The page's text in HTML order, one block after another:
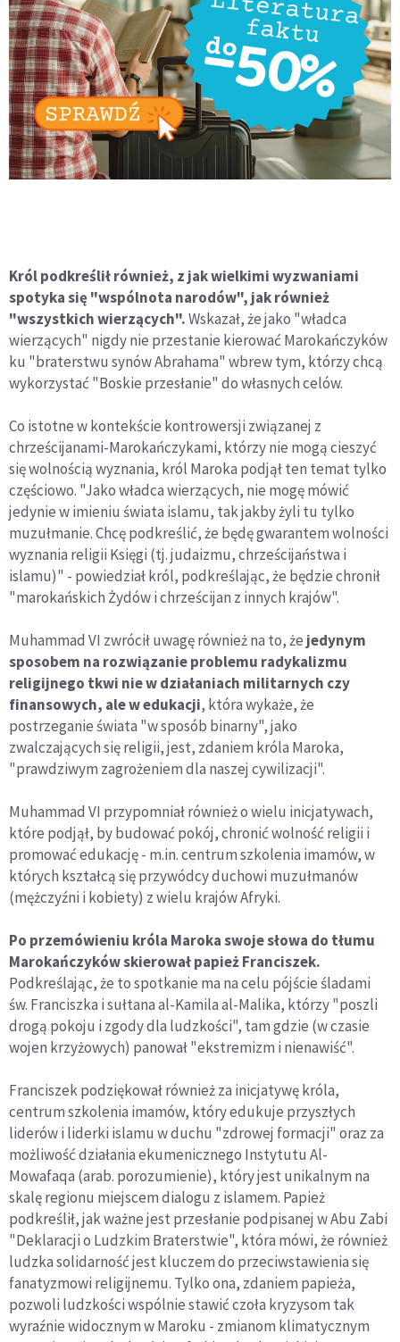
Król podkreślił również, z jak wielkimi wyzwaniami
spotyka się "wspólnota narodów", jak również
"wszystkich wierzących".Wskazał, że jako "władca
wierzących" nigdy nie przestanie kierować Marokańczyków
ku "braterstwu synów Abrahama" wbrew tym, którzy chcą
wykorzystać "Boskie przesłanie" do własnych celów.
Co istotne w kontekście kontrowersji związanej z
chrześcijanami-Marokańczykami, którzy nie mogą cieszyć
się wolnością wyznania, król Maroka podjął ten temat tylko
częściowo. "Jako władca wierzących, nie mogę mówić
jedynie w imieniu świata islamu, tak jakby żyli tu tylko
muzułmanie. Chcę podkreślić, że będę gwarantem wolności
wyznania religii Księgi (tj. judaizmu, chrześcijaństwa i
islamu)" - powiedział król, podkreślając, że będzie chronił
"marokańskich Żydów i chrześcijan z innych krajów".
Muhammad VI zwrócił uwagę również na to, że jedynym
sposobem na rozwiązanie problemu radykalizmu
religijnego tkwi nie w działaniach militarnych czy
finansowych, ale w edukacji, która wykaże, że
postrzeganie świata "w sposób binarny", jako
zwalczających się religii, jest, zdaniem króla Maroka,
"prawdziwym zagrożeniem dla naszej cywilizacji".
Muhammad VI przypomniał również o wielu inicjatywach,
które podjął, by budować pokój, chronić wolność religii i
promować edukację - m.in. centrum szkolenia imamów, w
których kształcą się przywódcy duchowi muzułmanów
(mężczyźni i kobiety) z wielu krajów Afryki.
Po przemówieniu króla Maroka swoje słowa do tłumu
Marokańczyków skierował papież Franciszek.
Podkreślając, że to spotkanie ma na celu pójście śladami
św. Franciszka i sułtana al-Kamila al-Malika, którzy "poszli
drogą pokoju i zgody dla ludzkości", tam gdzie (w czasie
wojen krzyżowych) panował "ekstremizm i nienawiść".
Franciszek podziękował również za inicjatywę króla,
centrum szkolenia imamów, który edukuje przyszłych
liderów i liderki islamu w duchu "zdrowej formacji" oraz za
możliwość działania ekumenicznego Instytutu Al-
Mowafaqa (arab. porozumienie), który jest unikalnym na
skalę regionu miejscem dialogu z islamem. Papież
podkreślił, jak ważne jest przesłanie podpisanej w Abu Zabi
"Deklaracji o Ludzkim Braterstwie", która mówi, że również
ludzka solidarność jest kluczem do przeciwstawienia się
fanatyzmowi religijnemu. Tylko ona, zdaniem papieża,
pozwoli ludzkości wspólnie stawić czoła kryzysom tak
wyraźnie widocznym w Maroku - zmianom klimatycznym